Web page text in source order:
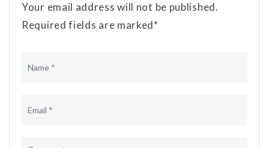
Your email address will not be published.
Required fields are marked*